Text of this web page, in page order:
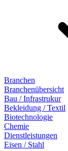
Branchen
Branchenübersicht
Bau / Infrastrukur
Bekleidung / Textil
Biotechnologie
Chemie
Dienstleistungen
Eisen / Stahl